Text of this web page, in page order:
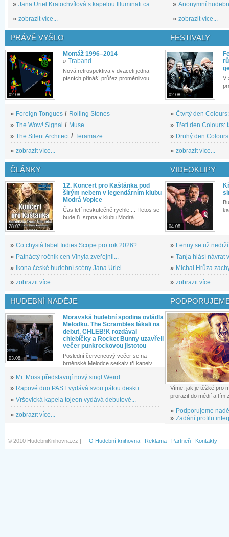
» Jana Uriel Kratochvílová s kapelou Illuminati.ca...
» zobrazit více...
» Anonymní
» zobrazit více...
PRÁVĚ VYŠLO
02.08.
Montáž 1996–2014
» Traband
Nová retrospektiva v dvaceti jedna
písních přináší průřez proměnlivou...
» Foreign Tongues / Rolling Stones
» The Wow! Signal / Muse
» The Silent Architect / Teramaze
» zobrazit více...
FESTIVALY
02.08.
V
» Čtvrtý den
» Třetí den Colours:
» Druhý den
» zobrazit více...
ČLÁNKY
28.07.
12. Koncert pro Kaštánka pod
širým nebem v legendárním klubu
Modrá Vopice
Čas letí neskutečně rychle.... I letos se
bude 8. srpna v klubu Modrá...
» Co chystá label Indies Scope pro rok 2026?
» Patnáctý ročník cen Vinyla zveřejnil...
»
Ikona české hudební scény Jana Uriel...
» zobrazit více...
VIDEOKLIPY
04.08.
» Lenny se už
» Tanja hlásí návrat
» Michal Hrůza
» zobrazit více...
HUDEBNÍ NADĚJE
03.08.
Moravská hudební spodina ovládla
Melodku. The Scrambles lákali na
debut, CHLEB!K rozdával
chlebíčky a Rocket Bunny uzavřeli
večer punkrockovou jistotou
Poslední červencový večer se na
brněnské Melodce setkaly tři kapely...
» Mr. Moss představují nový singl Weird...
» Rapové duo PAST vydává svou pátou desku...
» Vršovická kapela tojeon vydává debutové...
» zobrazit více...
Víme, jak je těžké pro
prorazit do médií a tím
» Podporujeme
» Zadání profilu
© 2010 HudebniKnihovna.cz | O Hudební knihovna Reklama Partneři Kontakty